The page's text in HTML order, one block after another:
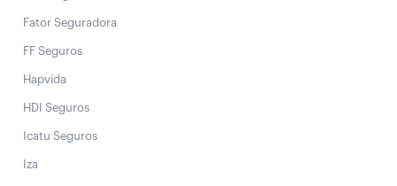
Fator Seguradora
FF Seguros
Hapvida
HDI Seguros
Icatu Seguros
Iza